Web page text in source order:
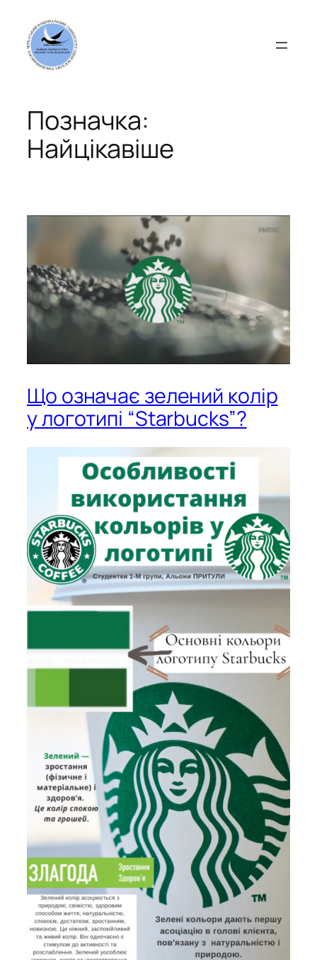
вмісту
Позначка:
Найцікавіше
Що означає зелений колір
у логотипі “Starbucks”?